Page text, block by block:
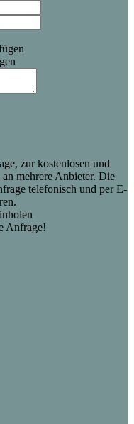
zur kostenlosen und
mehrere Anbieter. Die
telefonisch und per E-
Anfrage!